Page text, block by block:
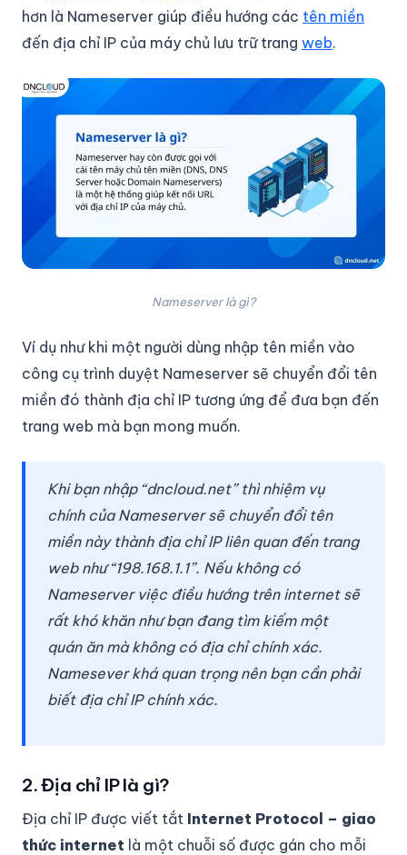
hơn là Nameserver giúp điều hướng các tên miền
đến địa chỉ IP của máy chủ lưu trữ trang web.
Nameserver là gì?
Ví dụ như khi một người dùng nhập tên miền vào
công cụ trình duyệt Nameserver sẽ chuyển đổi tên
miền đó thành địa chỉ IP tương ứng để đưa bạn đến
trang web mà bạn mong muốn.
Khi bạn nhập “dncloud.net” thì nhiệm vụ
chính của Nameserver sẽ chuyển đổi tên
miền này thành địa chỉ IP liên quan đến trang
web như “198.168.1.1”. Nếu không có
Nameserver việc điều hướng trên internet sẽ
rất khó khăn như bạn đang tìm kiếm một
quán ăn mà không có địa chỉ chính xác.
Namesever khá quan trọng nên bạn cần phải
biết địa chỉ IP chính xác.
2. Địa chỉ IP là gì?
Địa chỉ IP được viết tắt Internet Protocol – giao
thức internet là một chuỗi số được gán cho mỗi